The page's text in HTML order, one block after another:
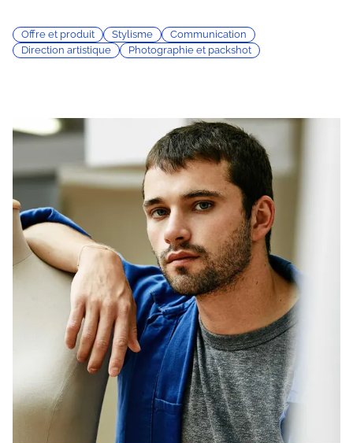
Offre et produit Stylisme
Communication
Direction artistique
Photographie et packshot